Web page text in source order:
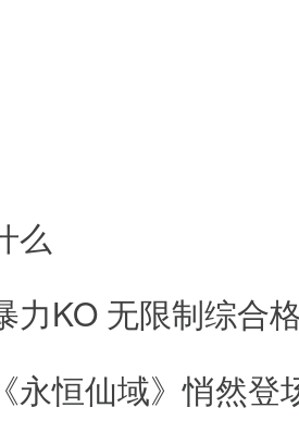
么
力KO 无限制综合
永恒仙域》悄然登